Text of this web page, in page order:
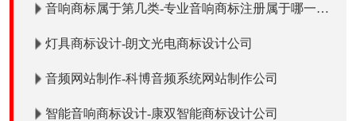
音响商标属于第几类-专业音响商标注册属于哪一
灯具商标设计-朗文光电商标设计公司
音频网站制作-科博音频系统网站制作公司
智能音响商标设计-康双智能商标设计公司